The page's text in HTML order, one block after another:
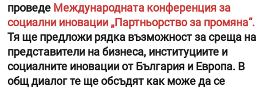
проведе Международната конференция за
социални иновации „Партньорство за промяна“.
Тя ще предложи рядка възможност за среща на
представители на бизнеса, институциите и
социалните иновации от България и Европа. В
общ диалог те ще обсъдят как може да се